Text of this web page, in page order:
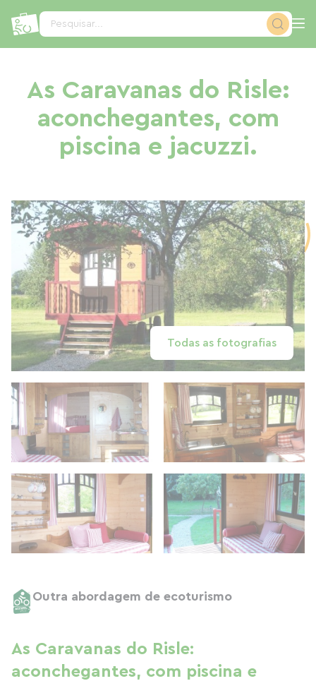
Pesquisar...
As Caravanas do Risle:
aconchegantes, com
piscina e jacuzzi.
Todas as fotografias
Outra abordagem de ecoturismo
As Caravanas do Risle:
aconchegantes, com piscina e
Painel de Gerenciamento de Cookies